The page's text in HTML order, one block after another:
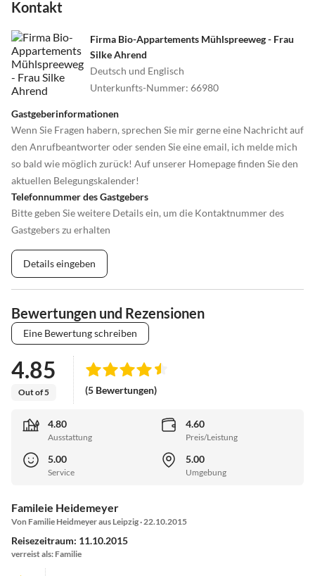
Kontakt
Firma Bio-Appartements Mühlspreeweg - Frau
Silke Ahrend
Deutsch und Englisch
Unterkunfts-Nummer: 66980
Gastgeberinformationen
Wenn Sie Fragen habern, sprechen Sie mir gerne eine Nachricht auf
den Anrufbeantworter oder senden Sie eine email, ich melde mich
so bald wie möglich zurück! Auf unserer Homepage finden Sie den
aktuellen Belegungskalender!
Telefonnummer des Gastgebers
Bitte geben Sie weitere Details ein, um die Kontaktnummer des
Gastgebers zu erhalten
Details eingeben
Bewertungen und Rezensionen
Eine Bewertung schreiben
4.85
Out of 5 (5 Bewertungen)
4.80
Ausstattung
4.60
Preis/Leistung
5.00
Service
5.00
Umgebung
Famileie Heidemeyer
Von Familie Heidmeyer aus Leipzig · 22.10.2015
Reisezeitraum: 11.10.2015
verreist als: Familie